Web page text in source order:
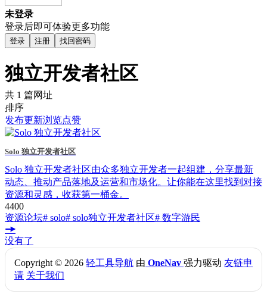
未登录
登录后即可体验更多功能
登录 注册 找回密码
独立开发者社区
共 1 篇网址
排序
发布更新浏览点赞
Solo 独立开发者社区
Solo 独立开发者社区由众多独立开发者一起组建，分享最新
动态、推动产品落地及运营和市场化。让你能在这里找到对接
资源和灵感，收获第一桶金。
4400
资源论坛# solo# solo独立开发者社区# 数字游民
没有了
Copyright © 2026 轻工具导航 由 OneNav 强力驱动 友链申
请 关于我们